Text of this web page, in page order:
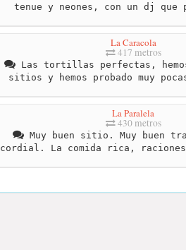
tenue y neones, con un dj que
La Caracola
417 metros
Las tortillas perfectas,
sitios y hemos probado muy
La Paralela
430 metros
Muy buen sitio. Muy buen
cordial. La comida rica,